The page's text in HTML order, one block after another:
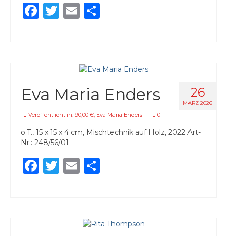
Facebook
Twitter
Email
26
MÄRZ 2026
Eva Maria Enders
Veröffentlicht in: 90,00 € Eva Maria Enders | 0
o.T., 15 x 15 x 4 cm, Mischtechnik auf Holz, 2022 Art-
Nr.: 248/56/01
Facebook
Twitter
Email